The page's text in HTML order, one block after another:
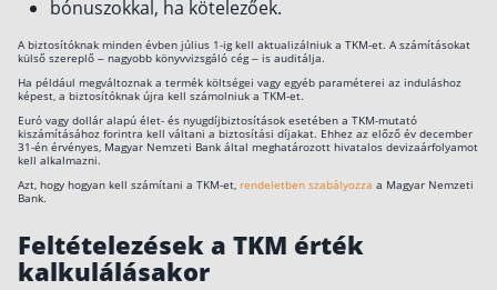
bónuszokkal, ha kötelezőek.
A biztosítóknak minden évben július 1-ig kell aktualizálniuk a TKM-et. A számításokat
külső szereplő – nagyobb könyvvizsgáló cég – is auditálja.
Ha például megváltoznak a termék költségei vagy egyéb paraméterei az induláshoz
képest, a biztosítóknak újra kell számolniuk a TKM-et.
Euró vagy dollár alapú élet- és nyugdíjbiztosítások esetében a TKM-mutató
kiszámításához forintra kell váltani a biztosítási díjakat. Ehhez az előző év december
31-én érvényes, Magyar Nemzeti Bank által meghatározott hivatalos devizaárfolyamot
kell alkalmazni.
Azt, hogy hogyan kell számítani a TKM-et, rendeletben szabályozza a Magyar Nemzeti
Bank.
Feltételezések a TKM érték
kalkulálásakor